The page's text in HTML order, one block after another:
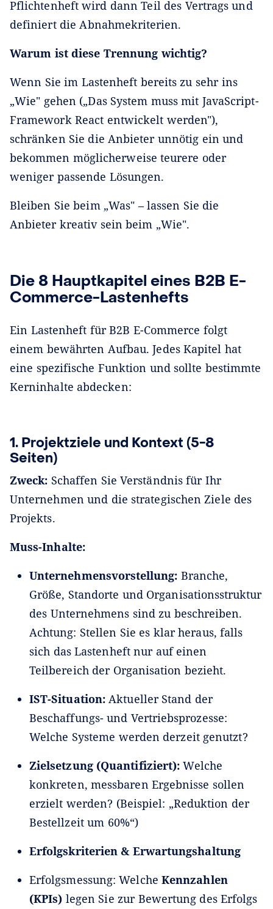
Pflichtenheft wird dann Teil des Vertrags und
definiert die Abnahmekriterien.
Warum ist diese Trennung wichtig?
Wenn Sie im Lastenheft bereits zu sehr ins
„Wie" gehen („Das System muss mit JavaScript-
Framework React entwickelt werden"),
schränken Sie die Anbieter unnötig ein und
bekommen möglicherweise teurere oder
weniger passende Lösungen.
Bleiben Sie beim „Was" – lassen Sie die
Anbieter kreativ sein beim „Wie".
Die 8 Hauptkapitel eines B2B E-
Commerce-Lastenhefts
Ein Lastenheft für B2B E-Commerce folgt
einem bewährten Aufbau. Jedes Kapitel hat
eine spezifische Funktion und sollte bestimmte
Kerninhalte abdecken:
1. Projektziele und Kontext (5-8
Seiten)
Zweck: Schaffen Sie Verständnis für Ihr
Unternehmen und die strategischen Ziele des
Projekts.
Muss-Inhalte:
Unternehmensvorstellung: Branche,
Größe, Standorte und Organisationsstruktur
des Unternehmens sind zu beschreiben.
Achtung: Stellen Sie es klar heraus, falls
sich das Lastenheft nur auf einen
Teilbereich der Organisation bezieht.
IST-Situation:Aktueller Stand der
Beschaffungs- und Vertriebsprozesse:
Welche Systeme werden derzeit genutzt?
Zielsetzung (Quantifiziert): Welche
konkreten, messbaren Ergebnisse sollen
erzielt werden? (Beispiel: „Reduktion der
Bestellzeit um 60%“)
Erfolgskriterien & Erwartungshaltung
Erfolgsmessung: WelcheKennzahlen
(KPIs) legen Sie zur Bewertung des Erfolgs